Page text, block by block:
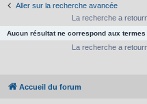
Aller sur la recherche avancée
La recherche a
Aucun résultat ne correspond aux
La recherche a
Accueil du forum